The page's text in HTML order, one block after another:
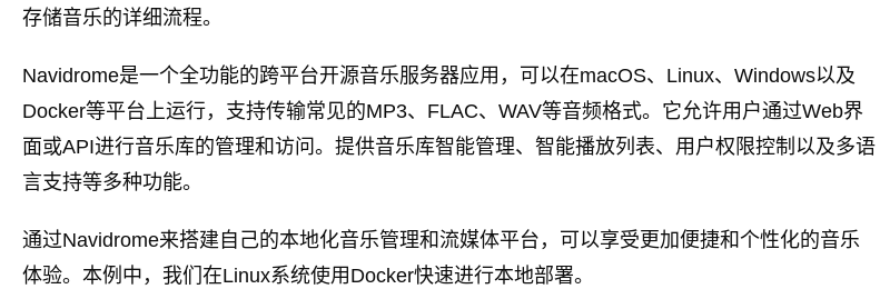
存储音乐的详细流程。
Navidrome是一个全功能的跨平台开源音乐服务器应用，可以在macOS、Linux、Windows以及
Docker等平台上运行，支持传输常见的MP3、FLAC、WAV等音频格式。它允许用户通过Web界
面或API进行音乐库的管理和访问。提供音乐库智能管理、智能播放列表、用户权限控制以及多语
言支持等多种功能。
通过Navidrome来搭建自己的本地化音乐管理和流媒体平台，可以享受更加便捷和个性化的音乐
体验。本例中，我们在Linux系统使用Docker快速进行本地部署。